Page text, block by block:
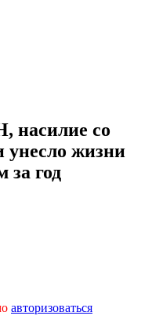
насилие со
унесло жизни
за год
авторизоваться